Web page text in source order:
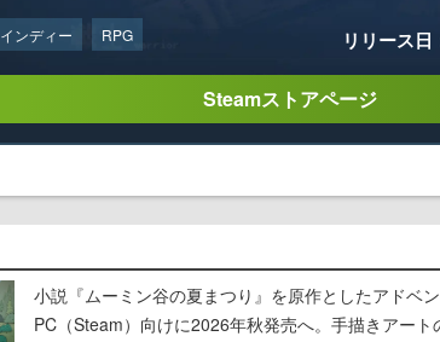
インディー RPG リリース
Steamストアページ
小説『ムーミン谷の夏まつり』を原作としたアドベ
PC（Steam）向けに2026年秋発売へ。手描きアー